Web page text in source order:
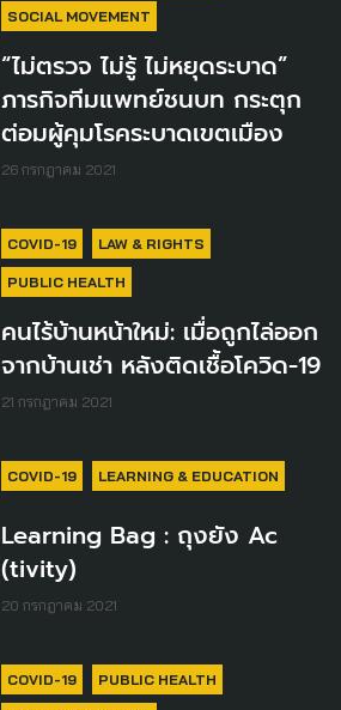
SOCIAL MOVEMENT
“ไม่ตรวจ ไม่รู้ ไม่หยุดระบาด”
ภารกิจทีมแพทย์ชนบท กระตุก
ต่อมผู้คุมโรคระบาดเขตเมือง
26 กรกฎาคม 2021
COVID-19 LAW & RIGHTS
PUBLIC HEALTH
คนไร้บ้านหน้าใหม่: เมื่อถูกไล่ออก
จากบ้านเช่า หลังติดเชื้อโควิด-19
21 กรกฎาคม 2021
COVID-19 LEARNING & EDUCATION
Learning Bag : ถุงยัง Ac
(tivity)
20 กรกฎาคม 2021
COVID-19 PUBLIC HEALTH